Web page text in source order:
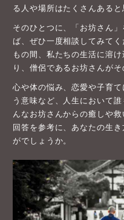
る人や場所はたくさんあると
そのひとつに、「お坊さん
ば、ぜひ一度相談してみて
もの間、私たちの生活に溶
り、僧侶であるお坊さんが
心や体の悩み、恋愛や子育
う意味など、人生において
んなお坊さんからの癒しや
回答を参考に、あなたの生
がでしょうか。